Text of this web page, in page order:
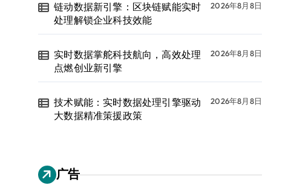
链动数据新引擎：区块链赋能实时
处理解锁企业科技效能
2026年8月8日
实时数据掌舵科技航向，高效处理
点燃创业新引擎
2026年8月8日
技术赋能：实时数据处理引擎驱动
大数据精准策援政策
2026年8月8日
广告